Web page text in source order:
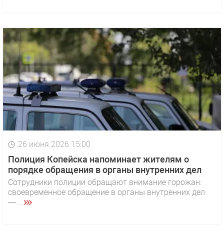
26 июня 2026 15:00
Полиция Копейска напоминает жителям о
порядке обращения в органы внутренних дел
Сотрудники полиции обращают внимание горожан:
своевременное обращение в органы внутренних дел
— ...